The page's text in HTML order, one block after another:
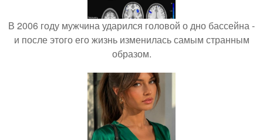
В 2006 году мужчина ударился головой о дно бассейна -
и после этого его жизнь изменилась самым странным
образом.